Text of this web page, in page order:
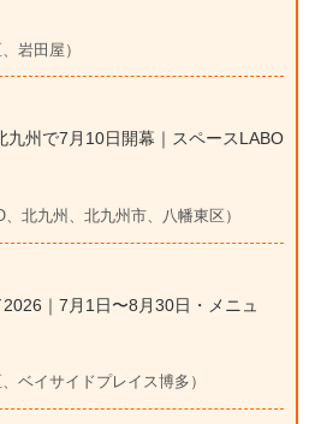
岩田屋）
九州で7月10日開幕｜スペースLABO
北九州、北九州市、八幡東区）
｜7月1日〜8月30日・メニュ
ベイサイドプレイス博多）